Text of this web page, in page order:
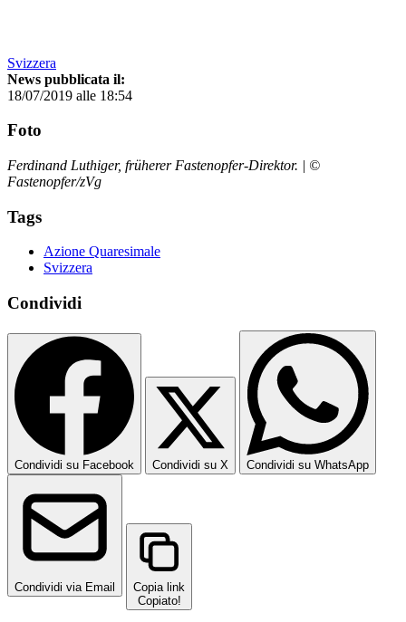
Svizzera
News pubblicata il:
18/07/2019 alle 18:54
Foto
Ferdinand Luthiger, früherer Fastenopfer-Direktor. | ©
Fastenopfer/zVg
Tags
Azione Quaresimale
Svizzera
Condividi
Condividi su Facebook Condividi su X Condividi su WhatsApp
Condividi via Email
Copia link
Copiato!